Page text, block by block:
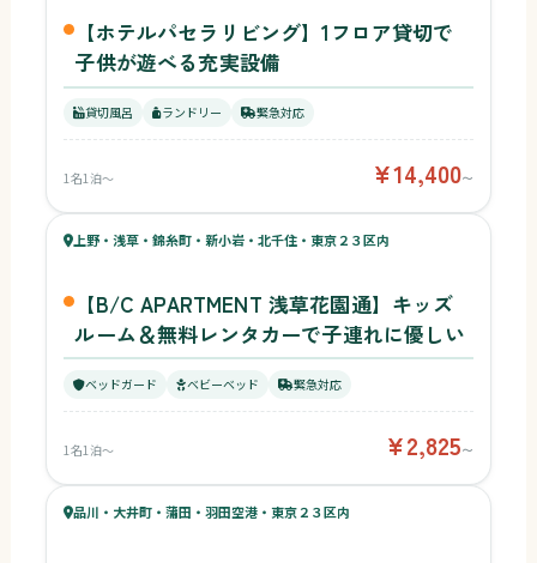
【ホテルパセラリビング】1フロア貸切で
子供が遊べる充実設備
貸切風呂 ランドリー 緊急対応
1名1泊〜 ¥14,400〜
44ベビー
49キッズ
上野・浅草・錦糸町・新小岩・北千住・東京２３区内
【B/C APARTMENT 浅草花園通】キッズ
ルーム＆無料レンタカーで子連れに優しい
ベッドガード ベビーベッド 緊急対応
1名1泊〜 ¥2,825〜
43ベビー
38キッズ
品川・大井町・蒲田・羽田空港・東京２３区内